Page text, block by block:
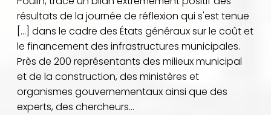
résultats de la journée de réflexion qui s'est tenue
[…] dans le cadre des États généraux sur le coût et
le financement des infrastructures municipales.
Près de 200 représentants des milieux municipal
et de la construction, des ministères et
organismes gouvernementaux ainsi que des
experts, des chercheurs...